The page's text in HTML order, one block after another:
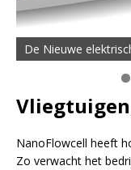
De Nieuwe
NanoFlowcell heeft
Zo verwacht het